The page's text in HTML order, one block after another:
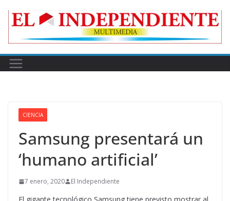
CIENCIA
Samsung presentará un
‘humano artificial’
7 enero, 2020 El Independiente